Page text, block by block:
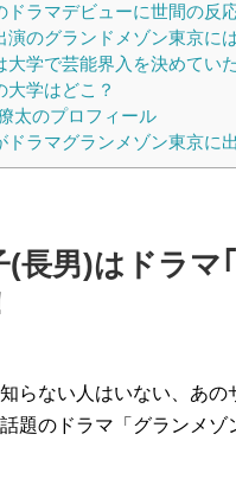
ラマデビューに世間の反
のグランドメゾン東京に
学で芸能界入を決めてい
大学はどこ？
太のプロフィール
ドラマグランメゾン東京に
(長男)はドラ
らない人はいない、あ
題のドラマ「グランメ